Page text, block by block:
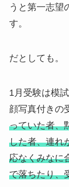
うと第一志望
す。
だとしても。
1月受験は模
顔写真付きの
っていた者、
した者、連れ
応なくみなに
で落ちたり、